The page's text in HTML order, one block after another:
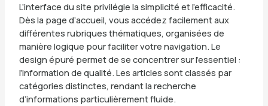
L’interface du site privilégie la simplicité et l’efficacité.
Dès la page d’accueil, vous accédez facilement aux
différentes rubriques thématiques, organisées de
manière logique pour faciliter votre navigation. Le
design épuré permet de se concentrer sur l’essentiel :
l’information de qualité. Les articles sont classés par
catégories distinctes, rendant la recherche
d’informations particulièrement fluide.